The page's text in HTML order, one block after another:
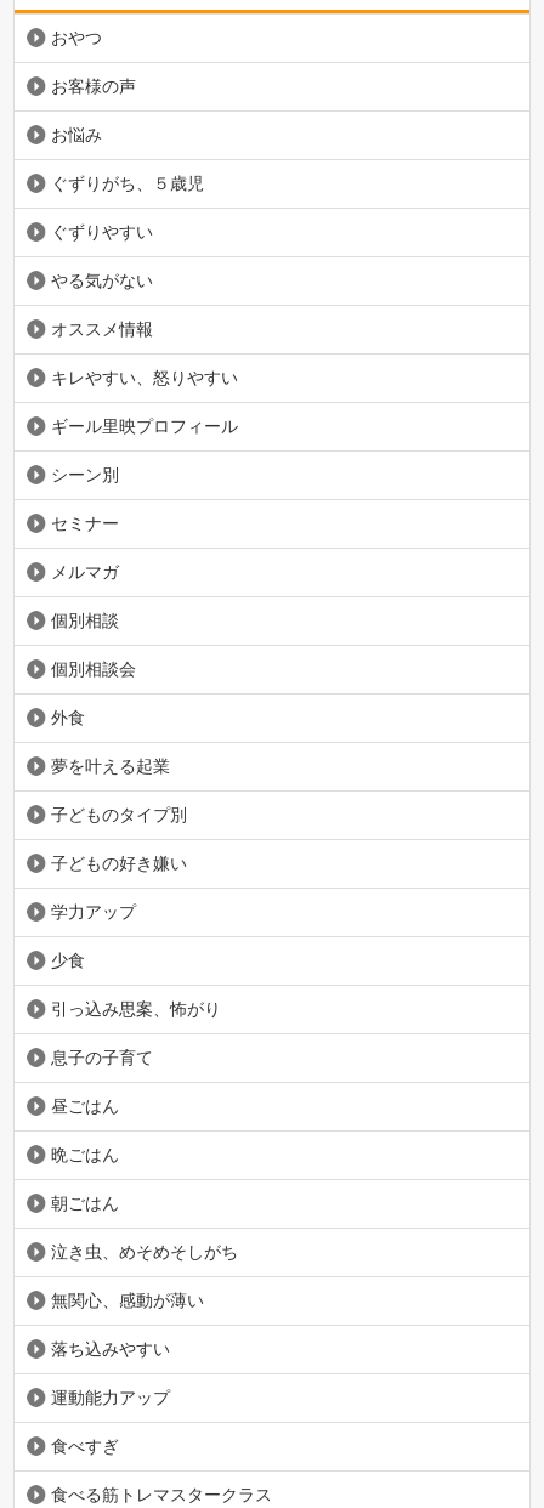
おやつ
お客様の声
お悩み
ぐずりがち、５歳児
ぐずりやすい
やる気がない
オススメ情報
キレやすい、怒りやすい
ギール里映プロフィール
シーン別
セミナー
メルマガ
個別相談
個別相談会
外食
夢を叶える起業
子どものタイプ別
子どもの好き嫌い
学力アップ
少食
引っ込み思案、怖がり
息子の子育て
昼ごはん
晩ごはん
朝ごはん
泣き虫、めそめそしがち
無関心、感動が薄い
落ち込みやすい
運動能力アップ
食べすぎ
食べる筋トレマスタークラス